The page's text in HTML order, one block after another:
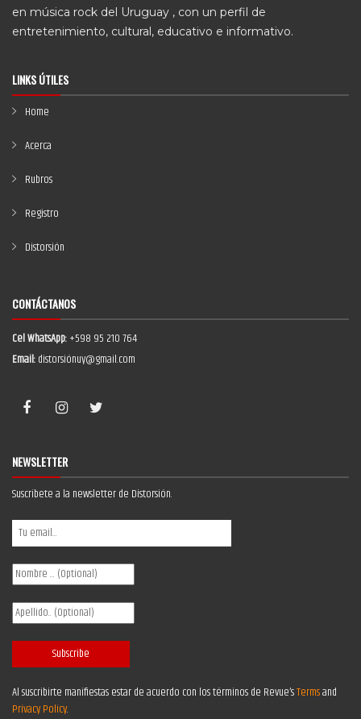
en música rock del Uruguay , con un perfil de
entretenimiento, cultural, educativo e informativo.
LINKS ÚTILES
Home
Acerca
Rubros
Registro
Distorsión
CONTÁCTANOS
Cel WhatsApp:+598 95 210 764
Email:distorsiónuy@gmail.com
NEWSLETTER
Suscríbete a la newsletter de Distorsión.
Al suscribirte manifiestas estar de acuerdo con los términos de Revue’sTermsand
Privacy Policy.